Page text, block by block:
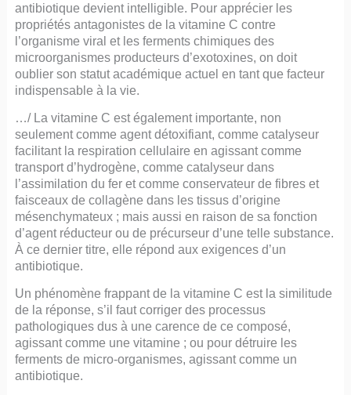
antibiotique devient intelligible. Pour apprécier les
propriétés antagonistes de la vitamine C contre
l’organisme viral et les ferments chimiques des
microorganismes producteurs d’exotoxines, on doit
oublier son statut académique actuel en tant que facteur
indispensable à la vie.
…/ La vitamine C est également importante, non
seulement comme agent détoxifiant, comme catalyseur
facilitant la respiration cellulaire en agissant comme
transport d’hydrogène, comme catalyseur dans
l’assimilation du fer et comme conservateur de fibres et
faisceaux de collagène dans les tissus d’origine
mésenchymateux ; mais aussi en raison de sa fonction
d’agent réducteur ou de précurseur d’une telle substance.
À ce dernier titre, elle répond aux exigences d’un
antibiotique.
Un phénomène frappant de la vitamine C est la similitude
de la réponse, s’il faut corriger des processus
pathologiques dus à une carence de ce composé,
agissant comme une vitamine ; ou pour détruire les
ferments de micro-organismes, agissant comme un
antibiotique.